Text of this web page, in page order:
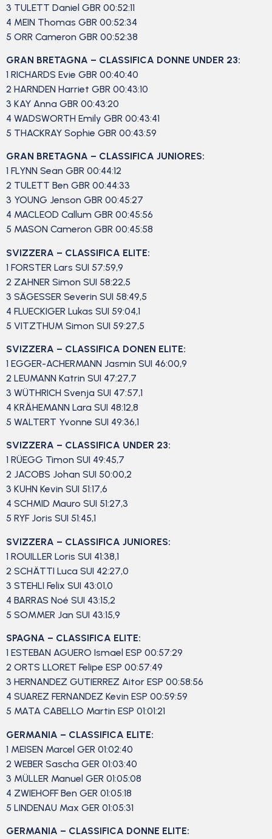
3 TULETT Daniel GBR 00:52:11
4 MEIN Thomas GBR 00:52:34
5 ORR Cameron GBR 00:52:38
GRAN BRETAGNA – CLASSIFICA DONNE UNDER 23:
1 RICHARDS Evie GBR 00:40:40
2 HARNDEN Harriet GBR 00:43:10
3 KAY Anna GBR 00:43:20
4 WADSWORTH Emily GBR 00:43:41
5 THACKRAY Sophie GBR 00:43:59
GRAN BRETAGNA – CLASSIFICA JUNIORES:
1 FLYNN Sean GBR 00:44:12
2 TULETT Ben GBR 00:44:33
3 YOUNG Jenson GBR 00:45:27
4 MACLEOD Callum GBR 00:45:56
5 MASON Cameron GBR 00:45:58
SVIZZERA – CLASSIFICA ELITE:
1 FORSTER Lars SUI 57:59,9
2 ZAHNER Simon SUI 58:22,5
3 SÄGESSER Severin SUI 58:49,5
4 FLUECKIGER Lukas SUI 59:04,1
5 VITZTHUM Simon SUI 59:27,5
SVIZZERA – CLASSIFICA DONEN ELITE:
1 EGGER-ACHERMANN Jasmin SUI 46:00,9
2 LEUMANN Katrin SUI 47:27,7
3 WÜTHRICH Svenja SUI 47:57,1
4 KRÄHEMANN Lara SUI 48:12,8
5 WALTERT Yvonne SUI 49:36,1
SVIZZERA – CLASSIFICA UNDER 23:
1 RÜEGG Timon SUI 49:45,7
2 JACOBS Johan SUI 50:00,2
3 KUHN Kevin SUI 51:17,6
4 SCHMID Mauro SUI 51:27,3
5 RYF Joris SUI 51:45,1
SVIZZERA – CLASSIFICA JUNIORES:
1 ROUILLER Loris SUI 41:38,1
2 SCHÄTTI Luca SUI 42:27,0
3 STEHLI Felix SUI 43:01,0
4 BARRAS Noé SUI 43:15,2
5 SOMMER Jan SUI 43:15,9
SPAGNA – CLASSIFICA ELITE:
1 ESTEBAN AGUERO Ismael ESP 00:57:29
2 ORTS LLORET Felipe ESP 00:57:49
3 HERNANDEZ GUTIERREZ Aitor ESP 00:58:56
4 SUAREZ FERNANDEZ Kevin ESP 00:59:59
5 MATA CABELLO Martin ESP 01:01:21
GERMANIA – CLASSIFICA ELITE:
1 MEISEN Marcel GER 01:02:40
2 WEBER Sascha GER 01:03:40
3 MÜLLER Manuel GER 01:05:08
4 ZWIEHOFF Ben GER 01:05:18
5 LINDENAU Max GER 01:05:31
GERMANIA – CLASSIFICA DONNE ELITE: